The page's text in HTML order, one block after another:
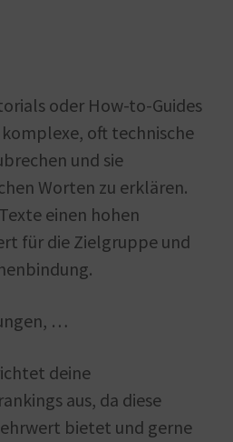
oder How-to-Guides
oft technische
und sie
Worten zu erklären.
einen hohen
für die Zielgruppe und
…
deine
aus, da diese
bietet und gerne